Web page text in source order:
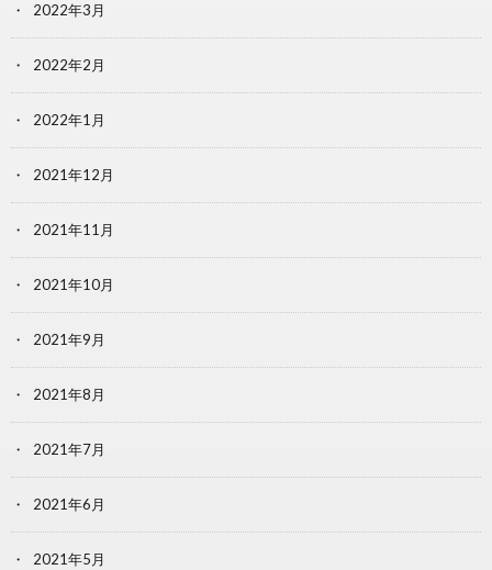
2022年3月
2022年2月
2022年1月
2021年12月
2021年11月
2021年10月
2021年9月
2021年8月
2021年7月
2021年6月
2021年5月